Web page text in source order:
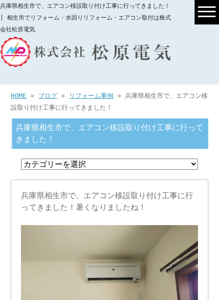
兵庫県相生市で、エアコン移設取り付け工事に行ってきました！
| 相生市でリフォーム・水回りリフォーム・エアコン取付は株式
会社松原電気
HOME » ブログ » リフォーム事例
» 兵庫県相生市で、エアコン移
設取り付け工事に行ってきました！
兵庫県相生市で、エアコン移設取り付け工事に行って
きました！
兵庫県相生市で、エアコン移設取り付け工事に行
ってきました！暑くなりましたね！